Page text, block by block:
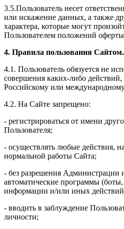
3.5.Пользователь несет
или искажение данных, а также
характера, которые могут
Пользователем положений
4. Правила пользования Сайтом.
4.1. Пользователь обязуется не
совершения каких-либо
Российскому или международному
4.2. На Сайте запрещено:
- регистрироваться от имени
Пользователя;
- осуществлять любые действия,
нормальной работы Сайта;
- без разрешения Администрации
автоматические программы
информации и/или иных
- вводить в заблуждение
личности;